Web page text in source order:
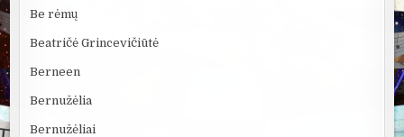
Be rėmų
Beatričė Grincevičiūtė
Berneen
Bernužėlia
Bernužėliai